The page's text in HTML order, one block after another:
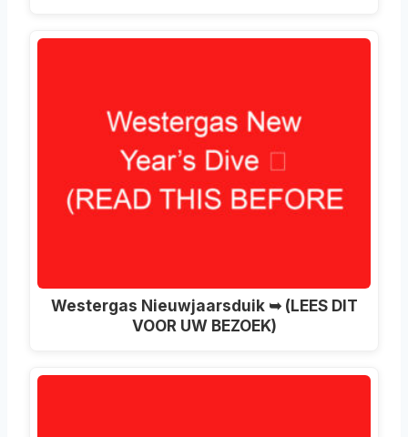
Westergas Nieuwjaarsduik ➥ (LEES DIT
VOOR UW BEZOEK)